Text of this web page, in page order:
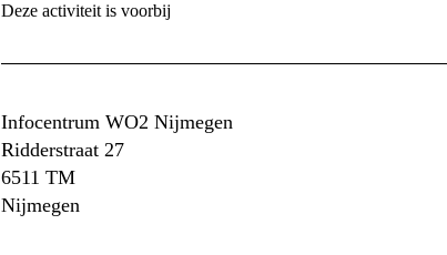
Deze activiteit is voorbij
Infocentrum WO2 Nijmegen
Ridderstraat 27
6511 TM
Nijmegen